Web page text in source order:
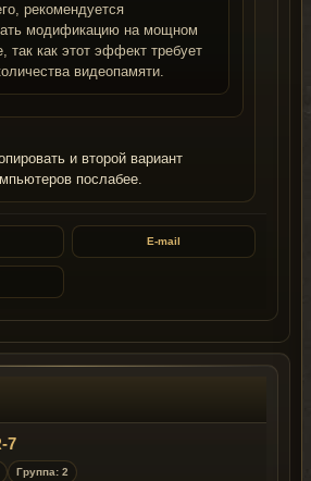
рекомендуется
модификацию на мощном
так как этот эффект требует
видеопамяти.
и второй вариант
послабее.
E-mail
7
Группа: 2